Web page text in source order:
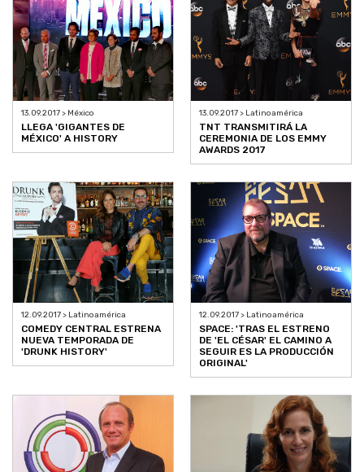
13.09.2017 > México
LLEGA 'GIGANTES DE
MÉXICO' A HISTORY
13.09.2017 > Latinoamérica
TNT TRANSMITIRÁ LA
CEREMONIA DE LOS EMMY
AWARDS 2017
12.09.2017 > Latinoamérica
COMEDY CENTRAL ESTRENA
NUEVA TEMPORADA DE
'DRUNK HISTORY'
12.09.2017 > Latinoamérica
SPACE: 'TRAS EL ESTRENO
DE 'EL CÉSAR' EL CAMINO A
SEGUIR ES LA PRODUCCIÓN
ORIGINAL'